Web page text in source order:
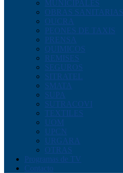
MUNICIPALES
OBRAS SANITARIAS
OUCRA
PEONES DE TAXIS
PRENSA
QUIMICOS
REMISES
SEGUROS
SITRATEL
SMATA
SUPA
SUTRACOVI
TEXTILES
UOM
UPCN
URGARA
OTRAS
Programas de TV
Contacto